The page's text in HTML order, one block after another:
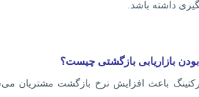
داشته باشد.
بازاریابی بازگشتی چیست؟
باعث افزایش نرخ بازگشت مشتریان